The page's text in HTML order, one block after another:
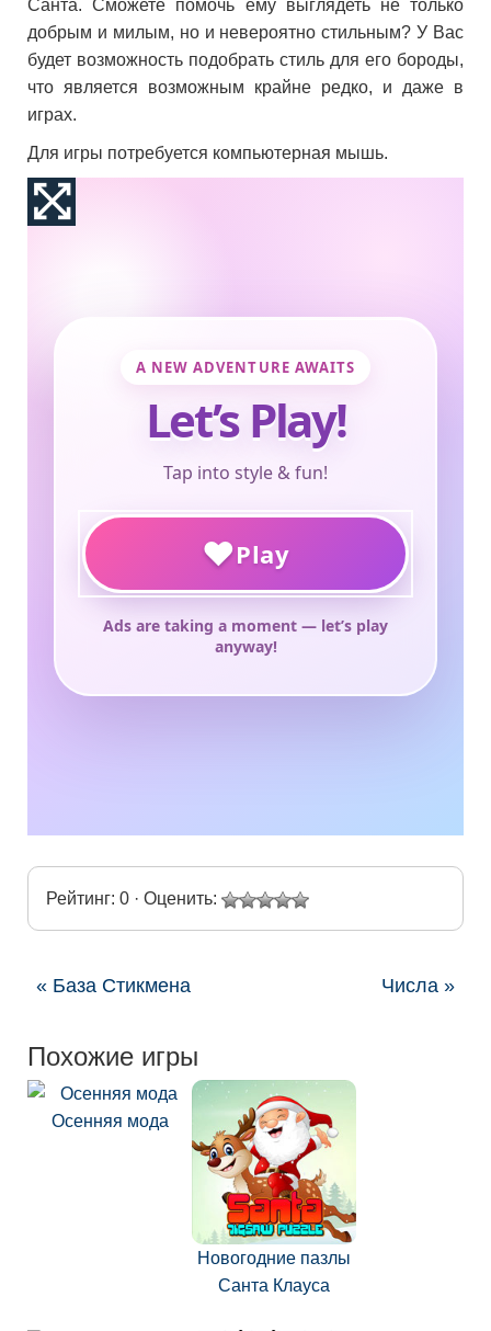
Санта. Сможете помочь ему выглядеть не только
добрым и милым, но и невероятно стильным? У Вас
будет возможность подобрать стиль для его бороды,
что является возможным крайне редко, и даже в
играх.
Для игры потребуется компьютерная мышь.
Рейтинг: 0 · Оценить:
« База Стикмена Числа »
Похожие игры
Осенняя мода
Новогодние пазлы
Санта Клауса